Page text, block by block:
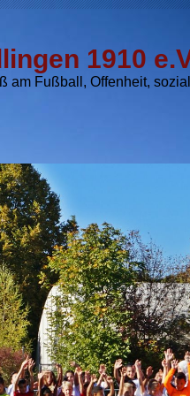
1910
am Fußball, Offenheit,